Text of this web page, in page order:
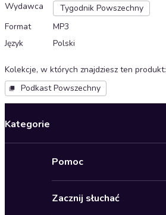
Wydawca
Tygodnik Powszechny
Format
MP3
Język
Polski
Kolekcje, w których znajdziesz ten produkt:
Podkast Powszechny
Kategorie
Pomoc
Pomoc
Zacznij słuchać